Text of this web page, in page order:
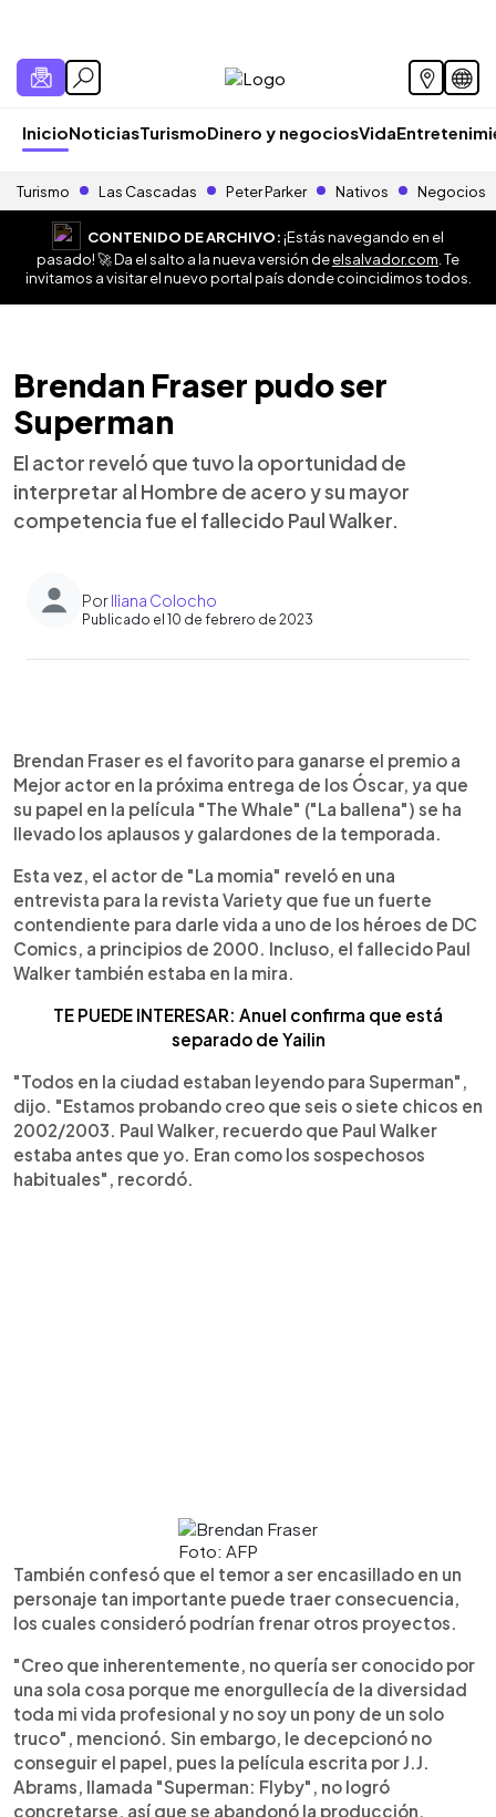
InicioNoticiasTurismoDinero y negociosVida
Turismo Las Cascadas Peter Parker Nativos Negocios
CONTENIDO DE ARCHIVO:¡Estás navegando en el
pasado! 🚀 Da el salto a la nueva versión deelsalvador.com . Te
invitamos a visitar el nuevo portal país donde coincidimos todos.
Brendan Fraser pudo ser
Superman
El actor reveló que tuvo la oportunidad de
interpretar al Hombre de acero y su mayor
competencia fue el fallecido Paul Walker.
PorIliana Colocho
Publicado el 10 de febrero de 2023
Escuchar artículo
Brendan Fraser es el favorito para ganarse el premio a
Mejor actor en la próxima entrega de los Óscar, ya que
su papel en la película "The Whale" ("La ballena") se ha
llevado los aplausos y galardones de la temporada.
Esta vez, el actor de "La momia" reveló en una
entrevista para la revista Variety que fue un fuerte
contendiente para darle vida a uno de los héroes de DC
Comics, a principios de 2000. Incluso, el fallecido Paul
Walker también estaba en la mira.
TE PUEDE INTERESAR: Anuel confirma que está
separado de Yailin
"Todos en la ciudad estaban leyendo para Superman",
dijo. "Estamos probando creo que seis o siete chicos en
2002/2003. Paul Walker, recuerdo que Paul Walker
estaba antes que yo. Eran como los sospechosos
habituales", recordó.
Foto: AFP
También confesó que el temor a ser encasillado en un
personaje tan importante puede traer consecuencia,
los cuales consideró podrían frenar otros proyectos.
"Creo que inherentemente, no quería ser conocido por
una sola cosa porque me enorgullecía de la diversidad
toda mi vida profesional y no soy un pony de un solo
truco", mencionó. Sin embargo, le decepcionó no
conseguir el papel, pues la película escrita por J.J.
Abrams, llamada "Superman: Flyby", no logró
concretarse, así que se abandonó la producción.